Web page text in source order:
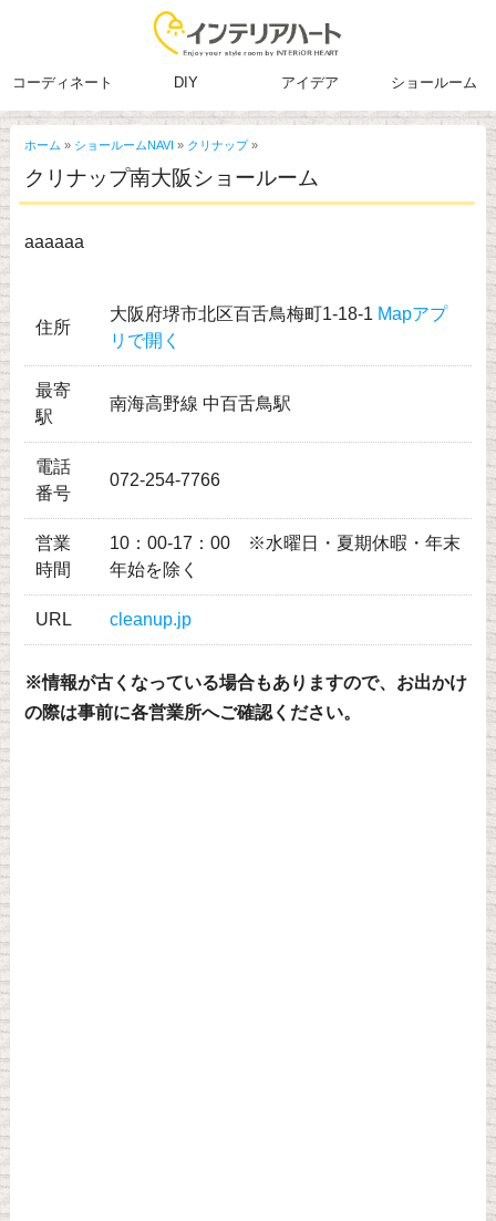
コーディネート DIY アイデア ショールーム
ホーム » ショールームNAVI » クリナップ»
クリナップ南大阪ショールーム
aaaaaa
住所
大阪府堺市北区百舌鳥梅町1-18-1 Mapアプ
リで開く
最寄
駅
南海高野線 中百舌鳥駅
電話
番号
072-254-7766
営業
時間
10：00-17：00 ※水曜日・夏期休暇・年末
年始を除く
URL cleanup.jp
※情報が古くなっている場合もありますので、お出かけ
の際は事前に各営業所へご確認ください。